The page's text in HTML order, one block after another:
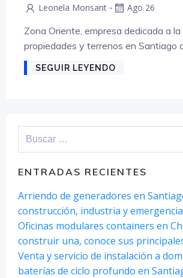
Leonela Monsant - Ago 26
Zona Oriente, empresa dedicada a
propiedades y terrenos en Santiago
SEGUIR LEYENDO
Buscar:
ENTRADAS RECIENTES
Arriendo de generadores en
construcción, industria y
Oficinas modulares containers en
construir una, conoce sus
Venta y servicio de instalación a
baterías de ciclo profundo en